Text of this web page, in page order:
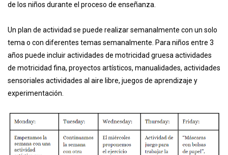
de los niños durante el proceso de enseñanza.
Un plan de actividad se puede realizar semanalmente con un solo
tema o con diferentes temas semanalmente. Para niños entre 3
años puede incluir actividades de motricidad gruesa actividades
de motricidad fina, proyectos artísticos, manualidades, actividades
sensoriales actividades al aire libre, juegos de aprendizaje y
experimentación.